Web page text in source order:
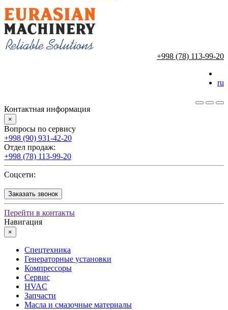
+998 (78) 113-99-20
ru
Контактная информация
×
Вопросы по сервису
+998 (90) 931-42-20
Отдел продаж:
+998 (78) 113-99-20
Соцсети:
Заказать звонок
Перейти в контакты
Навигация
×
Спецтехника
Генераторные установки
Компрессоры
Сервис
HVAC
Запчасти
Масла и смазочные материалы